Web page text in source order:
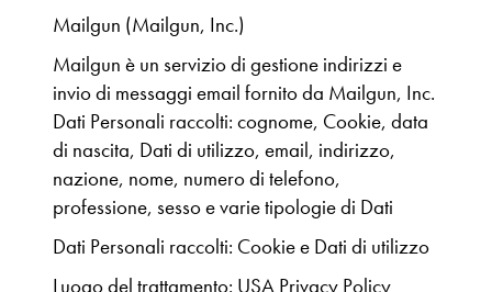
Mailgun (Mailgun, Inc.)
Mailgun è un servizio di gestione indirizzi e
invio di messaggi email fornito da Mailgun, Inc.
Dati Personali raccolti: cognome, Cookie, data
di nascita, Dati di utilizzo, email, indirizzo,
nazione, nome, numero di telefono,
professione, sesso e varie tipologie di Dati
Dati Personali raccolti: Cookie e Dati di utilizzo
Luogo del trattamento: USA Privacy Policy